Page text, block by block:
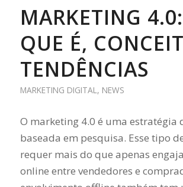
MARKETING
QUE É,
TENDÊNCIAS
MARKETING DIGITAL, NEWS
O marketing 4.0 é uma estratégia
baseada em pesquisa. Esse tipo
requer mais do que apenas
online entre vendedores e